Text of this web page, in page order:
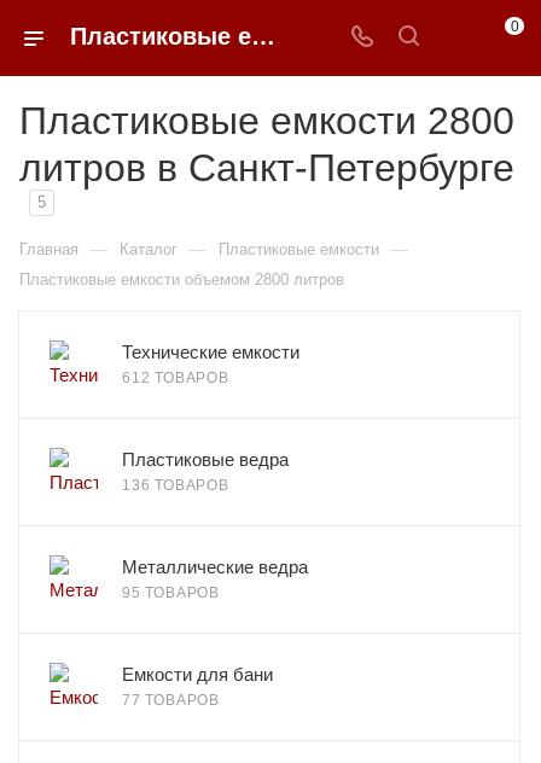
Пластиковые емкости 2800 литров в Санкт-Петербурге 0
Пластиковые емкости 2800
литров в Санкт-Петербурге
5
Главная — Каталог — Пластиковые емкости —
Пластиковые емкости объемом 2800 литров
Технические емкости
612 ТОВАРОВ
Пластиковые ведра
136 ТОВАРОВ
Металлические ведра
95 ТОВАРОВ
Емкости для бани
77 ТОВАРОВ